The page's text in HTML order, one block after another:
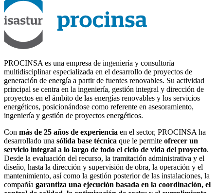
PROCINSA es una empresa de ingeniería y consultoría
multidisciplinar especializada en el desarrollo de proyectos de
generación de energía a partir de fuentes renovables. Su actividad
principal se centra en la ingeniería, gestión integral y dirección de
proyectos en el ámbito de las energías renovables y los servicios
energéticos, posicionándose como referente en asesoramiento,
ingeniería y gestión de proyectos energéticos.
Con más de 25 años de experiencia en el sector, PROCINSA ha
desarrollado una sólida base técnica que le permite ofrecer un
servicio integral a lo largo de todo el ciclo de vida del proyecto.
Desde la evaluación del recurso, la tramitación administrativa y el
diseño, hasta la dirección y supervisión de obra, la operación y el
mantenimiento, así como la gestión posterior de las instalaciones, la
compañía garantiza una ejecución basada en la coordinación, el